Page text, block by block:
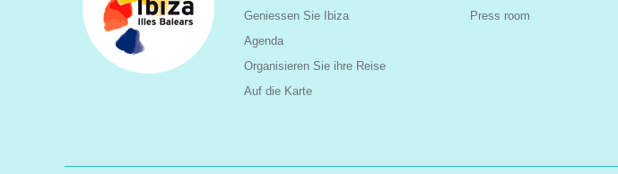
Geniessen Sie Ibiza
Agenda
Organisieren Sie ihre Reise
Auf die Karte
Press room